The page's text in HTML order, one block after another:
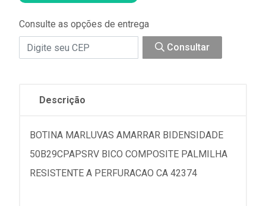
Consulte as opções de entrega
Consultar
Descrição
BOTINA MARLUVAS AMARRAR BIDENSIDADE
50B29CPAPSRV BICO COMPOSITE PALMILHA
RESISTENTE A PERFURACAO CA 42374